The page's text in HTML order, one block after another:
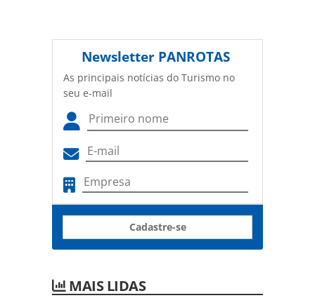
Newsletter PANROTAS
As principais notícias do Turismo no
seu e-mail
Cadastre-se
MAIS LIDAS